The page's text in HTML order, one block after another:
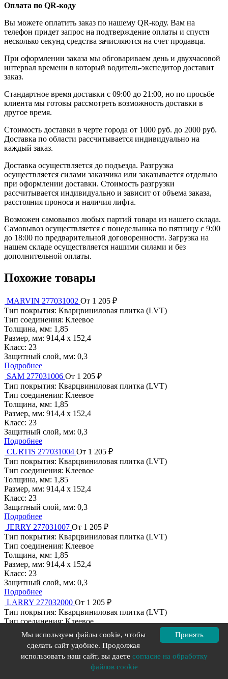
Оплата по QR-коду
Вы можете оплатить заказ по нашему QR-коду. Вам на
телефон придет запрос на подтверждение оплаты и спустя
несколько секунд средства зачисляются на счет продавца.
При оформлении заказа мы обговариваем день и двухчасовой
интервал времени в который водитель-экспедитор доставит
заказ.
Стандартное время доставки с 09:00 до 21:00, но по просьбе
клиента мы готовы рассмотреть возможность доставки в
другое время.
Стоимость доставки в черте города от 1000 руб. до 2000 руб.
Доставка по области рассчитывается индивидуально на
каждый заказ.
Доставка осуществляется до подъезда. Разгрузка
осуществляется силами заказчика или заказывается отдельно
при оформлении доставки. Стоимость разгрузки
рассчитывается индивидуально и зависит от объема заказа,
расстояния проноса и наличия лифта.
Возможен самовывоз любых партий товара из нашего склада.
Самовывоз осуществляется с понедельника по пятницу с 9:00
до 18:00 по предварительной договоренности. Загрузка на
нашем складе осуществляется нашими силами и без
дополнительной оплаты.
Похожие товары
MARVIN 277031002 От 1 205 ₽
Тип покрытия: Кварцвиниловая плитка (LVT)
Тип соединения: Клеевое
Толщина, мм: 1,85
Размер, мм: 914,4 х 152,4
Класс: 23
Защитный слой, мм: 0,3
Подробнее
SAM 277031006 От 1 205 ₽
Тип покрытия: Кварцвиниловая плитка (LVT)
Тип соединения: Клеевое
Толщина, мм: 1,85
Размер, мм: 914,4 х 152,4
Класс: 23
Защитный слой, мм: 0,3
Подробнее
CURTIS 277031004 От 1 205 ₽
Тип покрытия: Кварцвиниловая плитка (LVT)
Тип соединения: Клеевое
Толщина, мм: 1,85
Размер, мм: 914,4 х 152,4
Класс: 23
Защитный слой, мм: 0,3
Подробнее
JERRY 277031007 От 1 205 ₽
Тип покрытия: Кварцвиниловая плитка (LVT)
Тип соединения: Клеевое
Толщина, мм: 1,85
Размер, мм: 914,4 х 152,4
Класс: 23
Защитный слой, мм: 0,3
Подробнее
LARRY 277032000 От 1 205 ₽
Тип покрытия: Кварцвиниловая плитка (LVT)
Тип соединения: Клеевое
Толщина, мм:
Размер, мм: 457,2 х 457,2
23
Защитный слой, мм: 0,3
Принять
Мы используем файлы cookie, чтобы
сделать сайт удобнее. Продолжая
использовать наш сайт, вы даете согласие на обработку
файлов cookie